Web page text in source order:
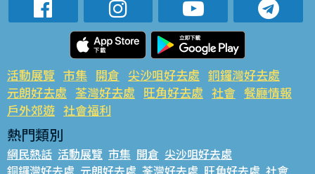
活動展覽 市集 開倉 尖沙咀好去處 銅鑼灣好去處
元朗好去處 荃灣好去處 旺角好去處 社會 餐廳情報
戶外郊遊 社會福利
熱門類別
網民熱話 活動展覽 市集 開倉 尖沙咀好去處
銅鑼灣好去處 元朗好去處 荃灣好去處 旺角好去處 社會